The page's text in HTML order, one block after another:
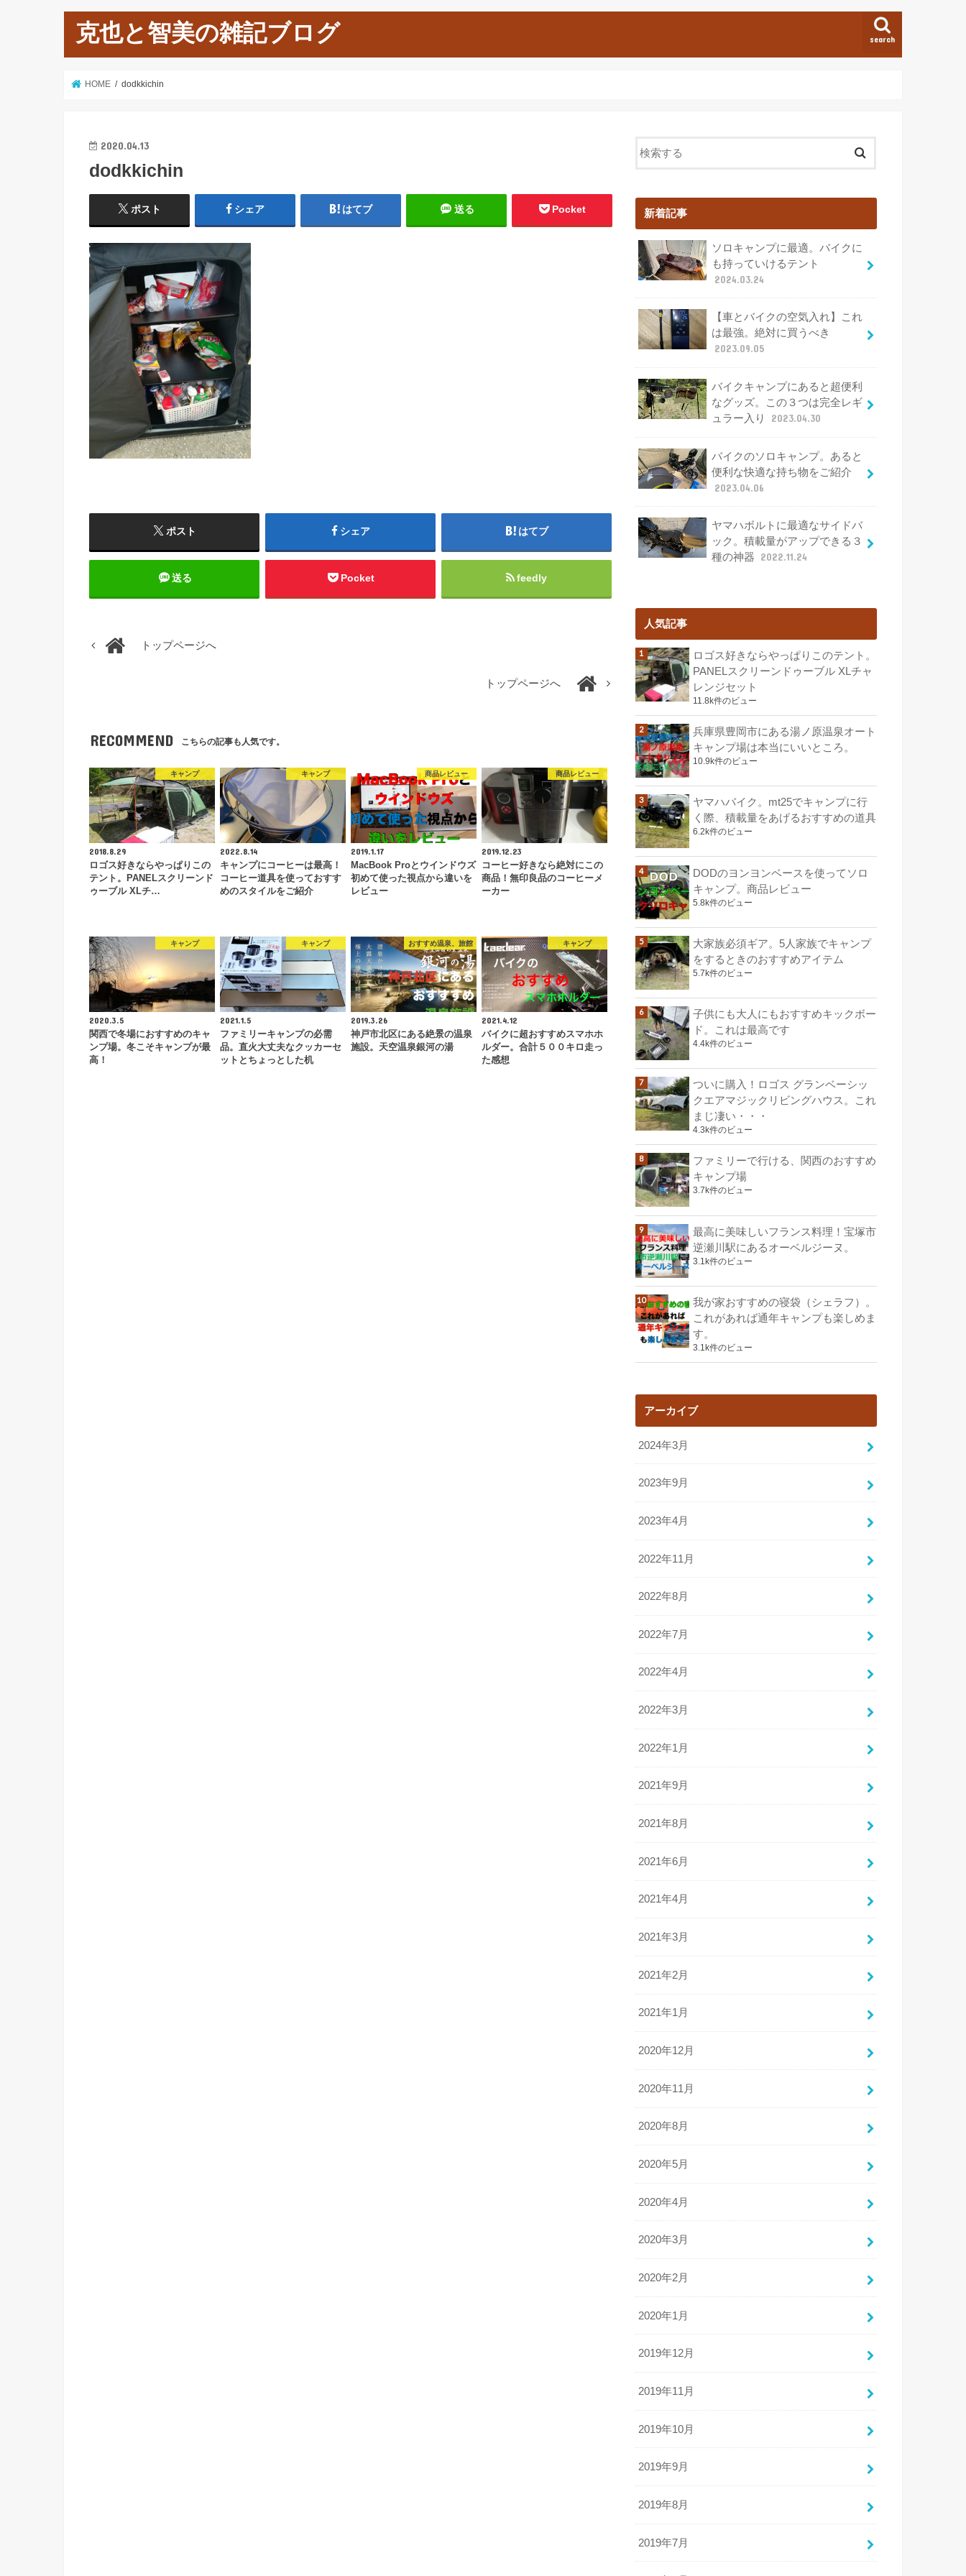
克也と智美の雑記ブログ search
HOME dodkkichin
2020.04.13
dodkkichin
ポスト シェア はてブ 送る Pocket
ポスト シェア はてブ
送る Pocket feedly
トップページへ
トップページへ
RECOMMEND こちらの記事も人気です。
キャンプ
2018.8.29
ロゴス好きならやっぱりこの
テント。PANELスクリーンド
ゥーブル XLチ…
キャンプ
2022.8.14
キャンプにコーヒーは最高！
コーヒー道具を使っておすす
めのスタイルをご紹介
商品レビュー
2019.1.17
MacBook Proとウインドウズ
初めて使った視点から違いを
レビュー
商品レビュー
2019.12.23
コーヒー好きなら絶対にこの
商品！無印良品のコーヒーメ
ーカー
キャンプ
2020.3.5
関西で冬場におすすめのキャ
ンプ場。冬こそキャンプが最
高！
キャンプ
2021.1.5
ファミリーキャンプの必需
品。直火大丈夫なクッカーセ
ットとちょっとした机
おすすめ温泉、旅館
2019.3.26
神戸市北区にある絶景の温泉
施設。天空温泉銀河の湯
キャンプ
2021.4.12
バイクに超おすすめスマホホ
ルダー。合計５００キロ走っ
た感想
新着記事
ソロキャンプに最適。バイクに
も持っていけるテント
2024.03.24
【車とバイクの空気入れ】これ
は最強。絶対に買うべき
2023.09.05
バイクキャンプにあると超便利
なグッズ。この３つは完全レギ
ュラー入り
2023.04.30
バイクのソロキャンプ。あると
便利な快適な持ち物をご紹介
2023.04.06
ヤマハボルトに最適なサイドバ
ック。積載量がアップできる３
種の神器
2022.11.24
人気記事
ロゴス好きならやっぱりこのテント。
PANELスクリーンドゥーブル XLチャ
レンジセット
11.8k件のビュー
兵庫県豊岡市にある湯ノ原温泉オート
キャンプ場は本当にいいところ。
10.9k件のビュー
ヤマハバイク。mt25でキャンプに行
く際、積載量をあげるおすすめの道具
6.2k件のビュー
DODのヨンヨンベースを使ってソロ
キャンプ。商品レビュー
5.8k件のビュー
大家族必須ギア。5人家族でキャンプ
をするときのおすすめアイテム
5.7k件のビュー
子供にも大人にもおすすめキックボー
ド。これは最高です
4.4k件のビュー
ついに購入！ロゴス グランベーシッ
クエアマジックリビングハウス。これ
まじ凄い・・・
4.3k件のビュー
ファミリーで行ける、関西のおすすめ
キャンプ場
3.7k件のビュー
最高に美味しいフランス料理！宝塚市
逆瀬川駅にあるオーベルジーヌ。
3.1k件のビュー
我が家おすすめの寝袋（シェラフ）。
これがあれば通年キャンプも楽しめま
す。
3.1k件のビュー
アーカイブ
2024年3月
2023年9月
2023年4月
2022年11月
2022年8月
2022年7月
2022年4月
2022年3月
2022年1月
2021年9月
2021年8月
2021年6月
2021年4月
2021年3月
2021年2月
2021年1月
2020年12月
2020年11月
2020年8月
2020年5月
2020年4月
2020年3月
2020年2月
2020年1月
2019年12月
2019年11月
2019年10月
2019年9月
2019年8月
2019年7月